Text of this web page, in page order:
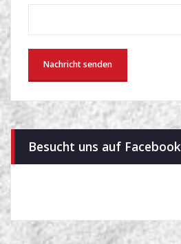
Besucht uns auf Facebook